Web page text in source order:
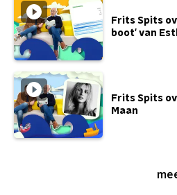
Frits Spits
boot' van
Frits Spits
Maan